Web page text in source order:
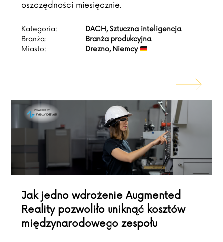
oszczędności miesięcznie.
Kategoria:
DACH, Sztuczna inteligencja
Branża:
Branża produkcyjna
Miasto:
Drezno, Niemcy
Jak jedno wdrożenie Augmented
Reality pozwoliło uniknąć kosztów
międzynarodowego zespołu